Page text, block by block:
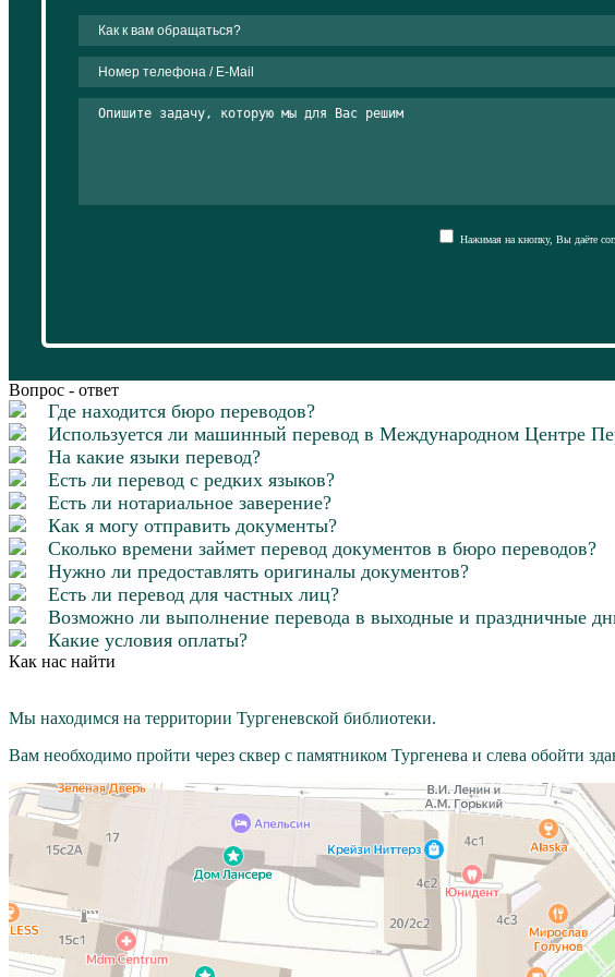
Нажимая на кнопку, Вы даёте
Вопрос - ответ
Где находится бюро переводов?
Используется ли машинный перевод в Международном Центре
На какие языки перевод?
Есть ли перевод с редких языков?
Есть ли нотариальное заверение?
Как я могу отправить документы?
Сколько времени займет перевод документов в бюро переводов?
Нужно ли предоставлять оригиналы документов?
Есть ли перевод для частных лиц?
Возможно ли выполнение перевода в выходные и праздничные
Какие условия оплаты?
Как нас найти
Мы находимся на территории Тургеневской библиотеки.
Вам необходимо пройти через cквер с памятником Тургенева и слева обойти